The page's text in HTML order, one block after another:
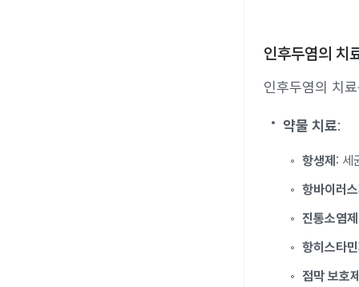
인후두염의 치
인후두염의 치
약물 치료:
항생제 : 세
항바이러
진통소염제
항히스타
점막 보호